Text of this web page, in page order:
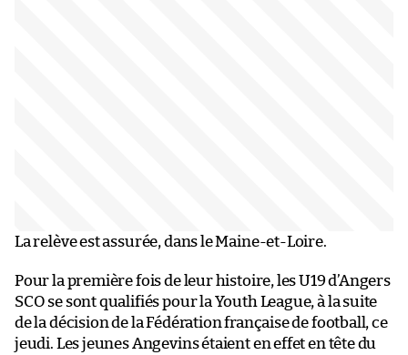
La relève est assurée, dans le Maine-et-Loire.
Pour la première fois de leur histoire, les U19 d’Angers
SCO se sont qualifiés pour la Youth League, à la suite
de la décision de la Fédération française de football, ce
jeudi. Les jeunes Angevins étaient en effet en tête du